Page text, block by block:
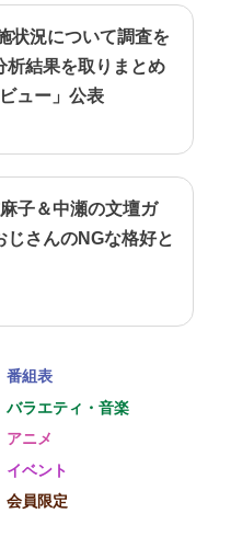
状況について調査を
析結果を取りまとめ
ュー」公表
子＆中瀬の文壇ガ
じさんのNGな格好と
番組表
バラエティ・音楽
アニメ
イベント
会員限定